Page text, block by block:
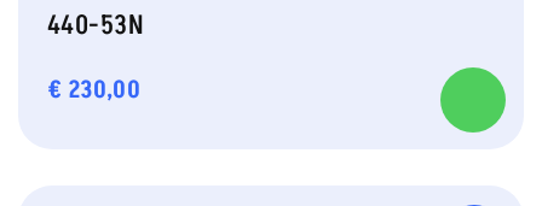
440-53N
€ 230,00